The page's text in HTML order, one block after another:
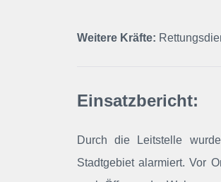
Weitere Kräfte:
Einsatzbericht:
Durch die Leitstelle
Stadtgebiet alarmiert. Vor